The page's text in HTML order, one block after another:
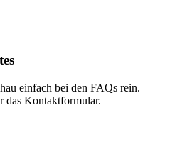
einfach bei den FAQs rein.
das Kontaktformular.